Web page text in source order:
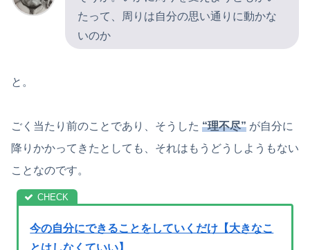
たって、周りは自分の思い通りに動かな
いのか
と。
ごく当たり前のことであり、そうした “理不尽” が自分に
降りかかってきたとしても、それはもうどうしようもない
ことなのです。
今の自分にできることをしていくだけ【大きなこ
とはしなくていい】